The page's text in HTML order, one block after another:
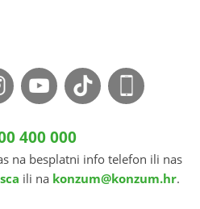
400 000
na besplatni info telefon ili nas
ili na konzum@konzum.hr.